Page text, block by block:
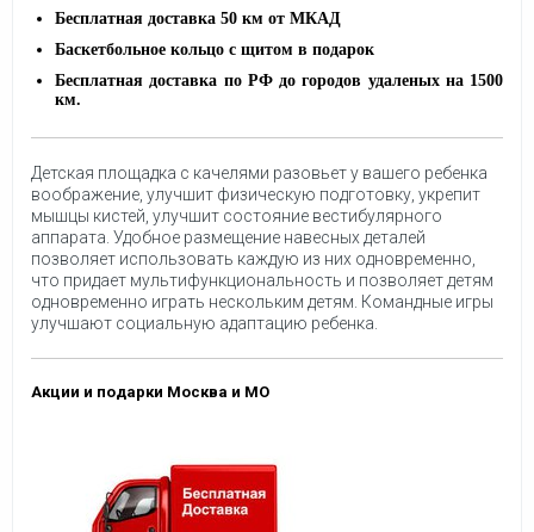
Бесплатная доставка 50 км от МКАД
Баскетбольное кольцо с щитом в подарок
Бесплатная доставка по РФ до городов удаленых на 1500
км.
Детская площадка с качелями разовьет у вашего ребенка
воображение, улучшит физическую подготовку, укрепит
мышцы кистей, улучшит состояние вестибулярного
аппарата. Удобное размещение навесных деталей
позволяет использовать каждую из них одновременно,
что придает мультифункциональность и позволяет детям
одновременно играть нескольким детям. Командные игры
улучшают социальную адаптацию ребенка.
Акции и подарки Москва и МО